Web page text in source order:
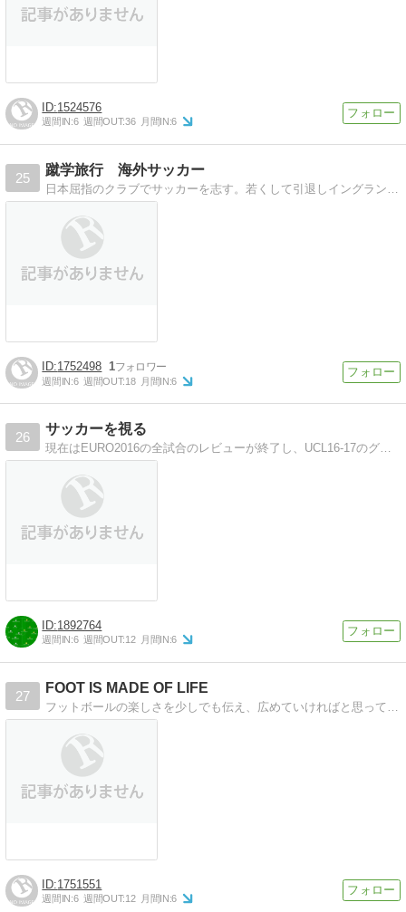
1524576
週間IN:6 週間OUT:36 月間IN:6
25
蹴学旅行 海外サッカー
1752498 1
週間IN:6 週間OUT:18 月間IN:6
26
サッカーを視る
現在はEURO2016の全試合のレビューが終了し、UCL16-17のグループステージを70~80試合程度を消化中
1892764
週間IN:6 週間OUT:12 月間IN:6
27
FOOT IS MADE OF LIFE
1751551
週間IN:6 週間OUT:12 月間IN:6